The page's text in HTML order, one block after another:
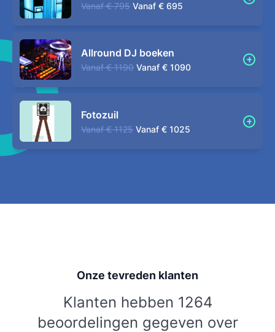
Vanaf € 795 Vanaf € 695
Allround DJ boeken
Vanaf € 1190 Vanaf € 1090
Fotozuil
Vanaf € 1125 Vanaf € 1025
Onze tevreden klanten
Klanten hebben 1264
beoordelingen gegeven over